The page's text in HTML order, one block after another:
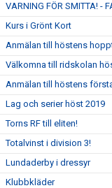
VARNING FÖR SMITTA! -
Kurs i Grönt Kort
Anmälan till höstens
Välkomna till ridskolan
Anmälan till höstens
Lag och serier höst 2019
Torns RF till eliten!
Totalvinst i division 3!
Lundaderby i dressyr
Klubbkläder